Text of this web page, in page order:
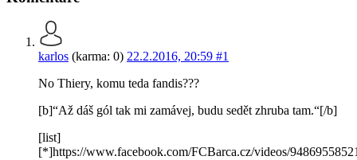
karlos (karma: 0) 22.2.2016, 20:59 #1
No Thiery, komu teda fandis???
[b]“Až dáš gól tak mi zamávej, budu sedět zhruba tam.“[/b]
[list]
[*]https://www.facebook.com/FCBarca.cz/videos/